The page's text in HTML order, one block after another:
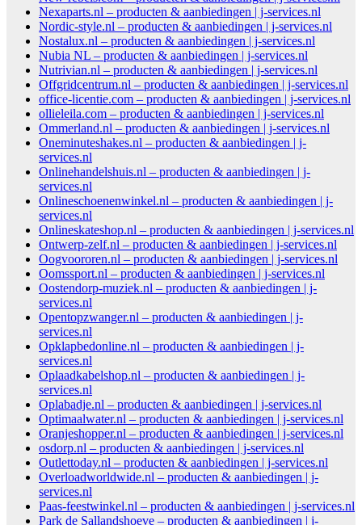
Nexaparts.nl – producten & aanbiedingen | j-services.nl
Nordic-style.nl – producten & aanbiedingen | j-services.nl
Nostalux.nl – producten & aanbiedingen | j-services.nl
Nubia NL – producten & aanbiedingen | j-services.nl
Nutrivian.nl – producten & aanbiedingen | j-services.nl
Offgridcentrum.nl – producten & aanbiedingen | j-services.nl
office-licentie.com – producten & aanbiedingen | j-services.nl
ollieleila.com – producten & aanbiedingen | j-services.nl
Ommerland.nl – producten & aanbiedingen | j-services.nl
Oneminuteshakes.nl – producten & aanbiedingen | j-
services.nl
Onlinehandelshuis.nl – producten & aanbiedingen | j-
services.nl
Onlineschoenenwinkel.nl – producten & aanbiedingen | j-
services.nl
Onlineskateshop.nl – producten & aanbiedingen | j-services.nl
Ontwerp-zelf.nl – producten & aanbiedingen | j-services.nl
Oogvoororen.nl – producten & aanbiedingen | j-services.nl
Oomssport.nl – producten & aanbiedingen | j-services.nl
Oostendorp-muziek.nl – producten & aanbiedingen | j-
services.nl
Opentopzwanger.nl – producten & aanbiedingen | j-
services.nl
Opklapbedonline.nl – producten & aanbiedingen | j-
services.nl
Oplaadkabelshop.nl – producten & aanbiedingen | j-
services.nl
Oplabadje.nl – producten & aanbiedingen | j-services.nl
Optimaalwater.nl – producten & aanbiedingen | j-services.nl
Oranjeshopper.nl – producten & aanbiedingen | j-services.nl
osdorp.nl – producten & aanbiedingen | j-services.nl
Outlettoday.nl – producten & aanbiedingen | j-services.nl
Overloadworldwide.nl – producten & aanbiedingen | j-
services.nl
Paas-feestwinkel.nl – producten & aanbiedingen | j-services.nl
Park de Sallandshoeve – producten & aanbiedingen | j-